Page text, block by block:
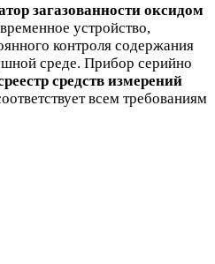
загазованности оксидом
устройство,
контроля содержания
среде. Прибор серийно
средств измерений
всем требованиям